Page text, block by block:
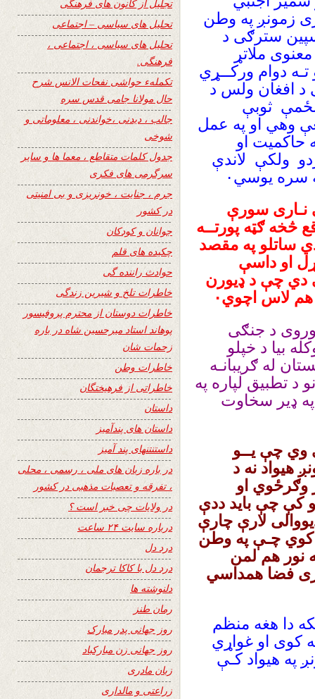
زمونږ په وطن
سپین سترګی د
ملاتړ
دوام ورکــړي
د افغان ولس د
ثوبې
وهي او په عمل
حاکمیت او
ولکې لاندې
سره یوسي۰
نـاری سورې
څخه ګټه پورتــه
ساتلو په مقصد
او داسې
دي چې د ډیورن
هم لاس اچوي۰
د جنګی
بیا د خپلو
له ګریبانـه
د تطبیق لپاره په
په ډیر سخاوت
وي چې یــو
هیواد نه د
وګرځوي او
چې باید ددې
لارې چارې
کوي چـې په وطن
نور هم لمن
فضا همداسي
دا هغه منظم
کوی او غواړي
په هیواد کـې
تجلیل از کانون های فرهنگی
تحلیل های سیاسی – اجتماعی
تحلیل های سیاسی ، اجتماعی ،
فرهنگی.
تکملهء حواشی نفحات الانس شرح
حال مولانا جامی قدس سره
جالب ، دیدنی ،خواندنی ، معلوماتی و
شوخی
جدول کلمات متقاطع ، معما ها و سایر
سرگرمی های فکری
جرم ، جنایت ، خونریزی و بی امنیتی
در کشور
جوانان و کودکان
چکیده های قلم
حوادث راننده گی
خاطرات تلخ و شیرین زندگی
خاطرات دوستان از محترم پروفیسور
پوهاند استاد میرحسین شاه در باره
زحمات شان
خاطرات وطن
خاطراتی از فرهیختگان
داستان
داستان های پندآمیز
داستنتنهای پند آمیز
در باره زبان های ملی ، رسمی ، محلی
، تفرقه و تعصبات مذهبی در کشور
در ولایات چی خبر است ؟
درباره سایت ۲۴ ساعت
درد دل
درد دل با کاکا ترجمان
دلنوشته ها
رمان طنز
روز جهانی پدر مبارک
روز جهانی زن مبارکباد
زبان مادری
زراعتی و مالداری